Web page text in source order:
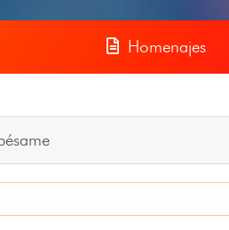
Homenajes